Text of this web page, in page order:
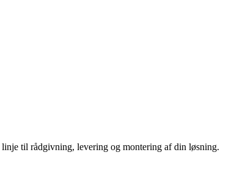
til rådgivning, levering og montering af din løsning.